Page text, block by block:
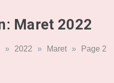
Maret 2022
» 2022 » Maret » Page 2